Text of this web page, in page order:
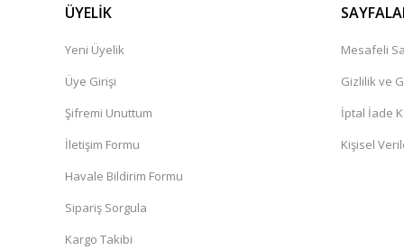
ÜYELİK
Yeni Üyelik
Üye Girişi
Şifremi Unuttum
İletişim Formu
Havale Bildirim Formu
Sipariş Sorgula
Kargo Takibi
Mesafeli
Gizlilik ve
İptal İade
Kişisel